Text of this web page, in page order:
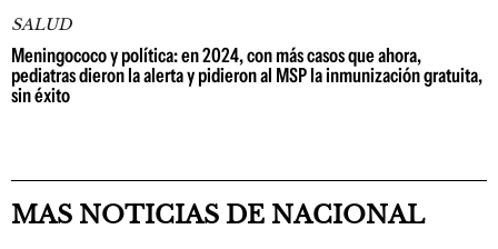
SALUD
Meningococo y política: en 2024, con más casos que ahora,
pediatras dieron la alerta y pidieron al MSP la inmunización gratuita,
sin éxito
MAS NOTICIAS DE NACIONAL